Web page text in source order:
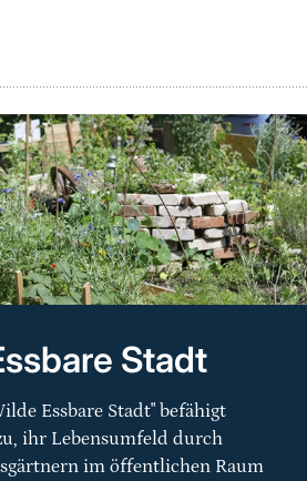
Stadt
Essbare Stadt" befähigt
ihr Lebensumfeld durch
im öffentlichen Raum